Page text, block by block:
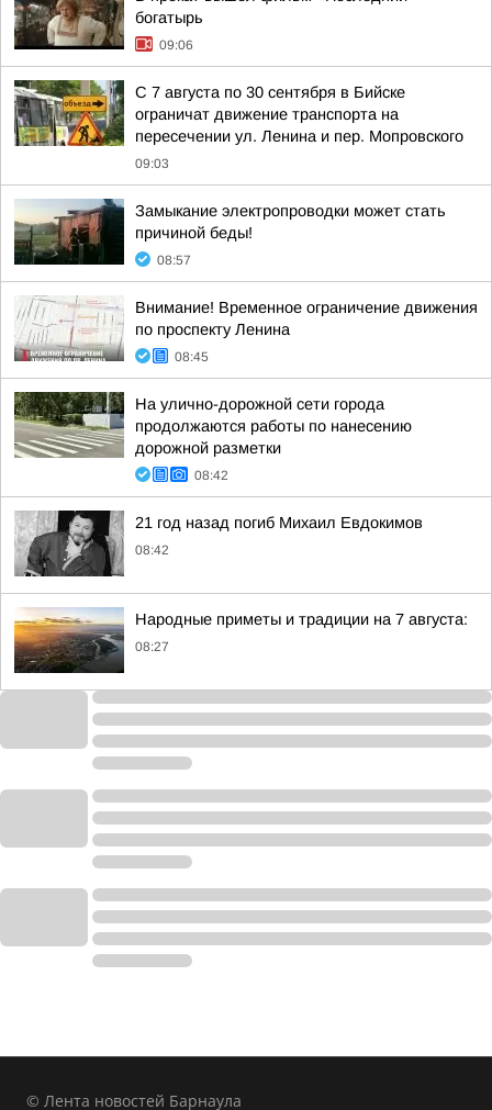
богатырь
09:06
С 7 августа по 30 сентября в Бийске
ограничат движение транспорта на
пересечении ул. Ленина и пер. Мопровского
09:03
Замыкание электропроводки может стать
причиной беды!
08:57
Внимание! Временное ограничение движения
по проспекту Ленина
08:45
На улично-дорожной сети города
продолжаются работы по нанесению
дорожной разметки
08:42
21 год назад погиб Михаил Евдокимов
08:42
Народные приметы и традиции на 7 августа:
08:27
© Лента новостей Барнаула